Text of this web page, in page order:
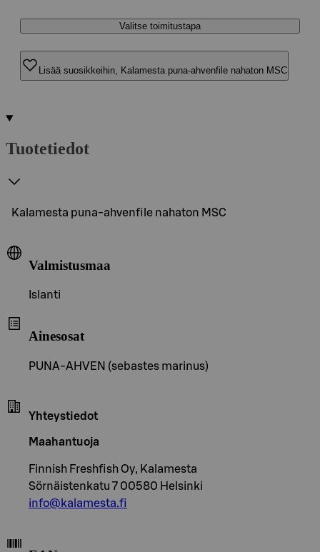
Valitse toimitustapa
Lisää suosikkeihin, Kalamesta puna-ahvenfile nahaton MSC
Tuotetiedot
Kalamesta puna-ahvenfile nahaton MSC
Valmistusmaa
Islanti
Ainesosat
PUNA-AHVEN (sebastes marinus)
Yhteystiedot
Maahantuoja
Finnish Freshfish Oy, Kalamesta
Sörnäistenkatu 7 00580 Helsinki
info@kalamesta.fi